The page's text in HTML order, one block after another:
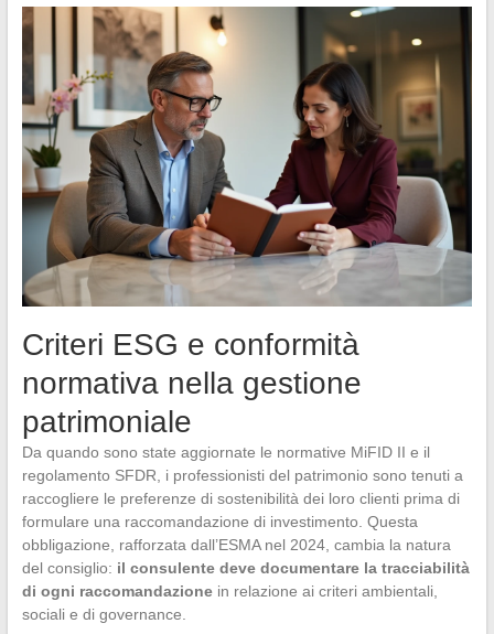
Criteri ESG e conformità
normativa nella gestione
patrimoniale
Da quando sono state aggiornate le normative MiFID II e il
regolamento SFDR, i professionisti del patrimonio sono tenuti a
raccogliere le preferenze di sostenibilità dei loro clienti prima di
formulare una raccomandazione di investimento. Questa
obbligazione, rafforzata dall’ESMA nel 2024, cambia la natura
del consiglio: il consulente deve documentare la tracciabilità
di ogni raccomandazionein relazione ai criteri ambientali,
sociali e di governance.